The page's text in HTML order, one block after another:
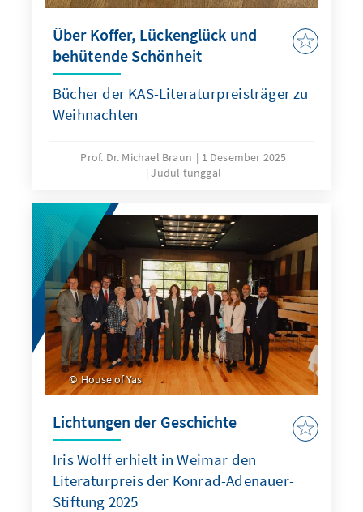
Über Koffer, Lückenglück und
behütende Schönheit
Bücher der KAS-Literaturpreisträger zu
Weihnachten
Prof. Dr. Michael Braun
1 Desember 2025
Judul tunggal
House of Yas
Lichtungen der Geschichte
Iris Wolff erhielt in Weimar den
Literaturpreis der Konrad-Adenauer-
Stiftung 2025